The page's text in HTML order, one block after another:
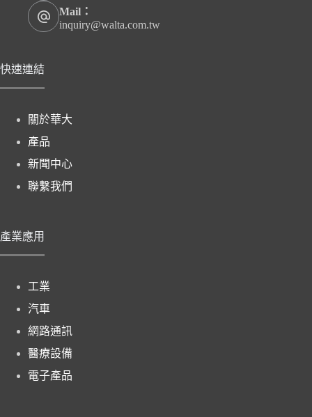
Mail：
inquiry@walta.com.tw
快速連結
關於華大
產品
新聞中心
聯繫我們
產業應用
工業
汽車
網路通訊
醫療設備
電子產品